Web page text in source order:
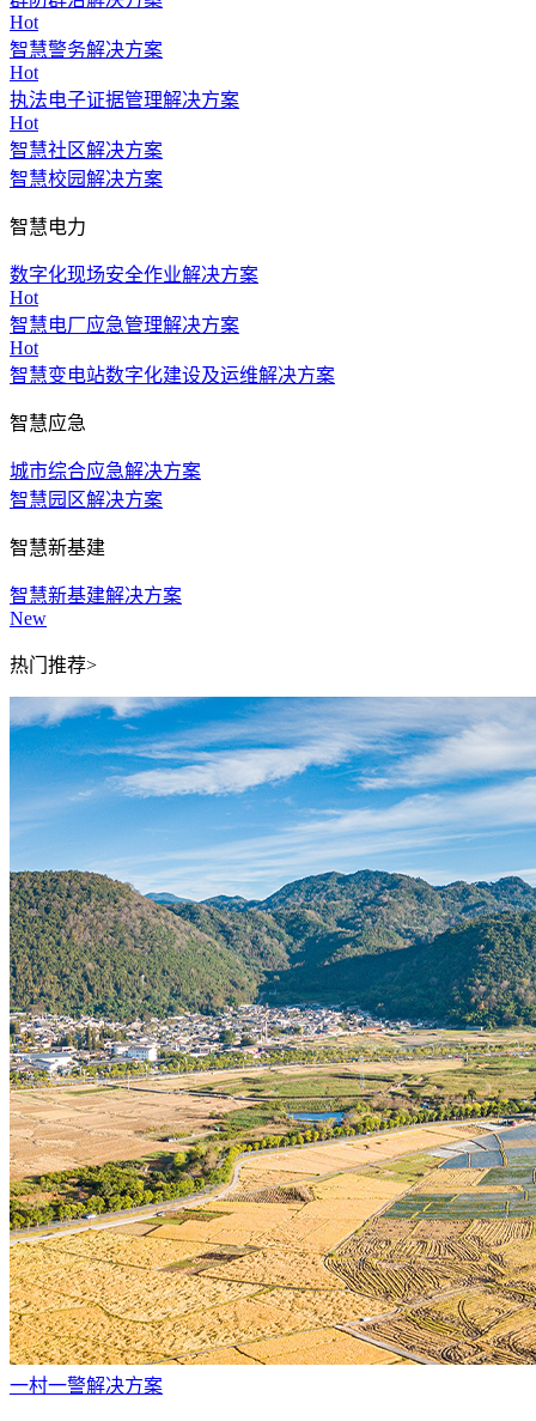
Hot
智慧警务解决方案
Hot
执法电子证据管理解决方案
Hot
智慧社区解决方案
智慧校园解决方案
智慧电力
数字化现场安全作业解决方案
Hot
智慧电厂应急管理解决方案
Hot
智慧变电站数字化建设及运维解决方案
智慧应急
城市综合应急解决方案
智慧园区解决方案
智慧新基建
智慧新基建解决方案
New
热门推荐>
一村一警解决方案